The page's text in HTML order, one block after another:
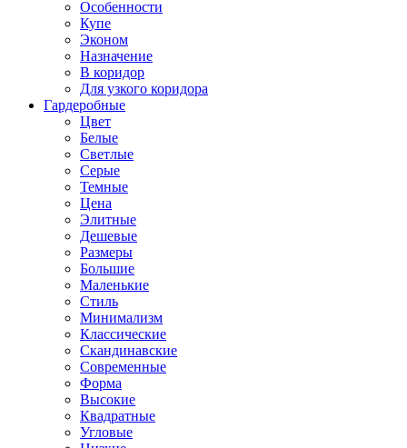
Особенности
Купе
Эконом
Назначение
В коридор
Для узкого коридора
Гардеробные
Цвет
Белые
Светлые
Серые
Темные
Цена
Элитные
Дешевые
Размеры
Большие
Маленькие
Стиль
Минимализм
Классические
Скандинавские
Современные
Форма
Высокие
Квадратные
Угловые